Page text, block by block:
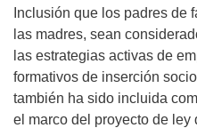
Inclusión que los padres de
las madres, sean
las estrategias activas de
formativos de inserción
también ha sido incluida
el marco del proyecto de ley